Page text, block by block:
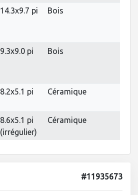
14.3x9.7 pi Bois
9.3x9.0 pi Bois
8.2x5.1 pi Céramique
8.6x5.1 pi
(irrégulier)
Céramique
#11935673